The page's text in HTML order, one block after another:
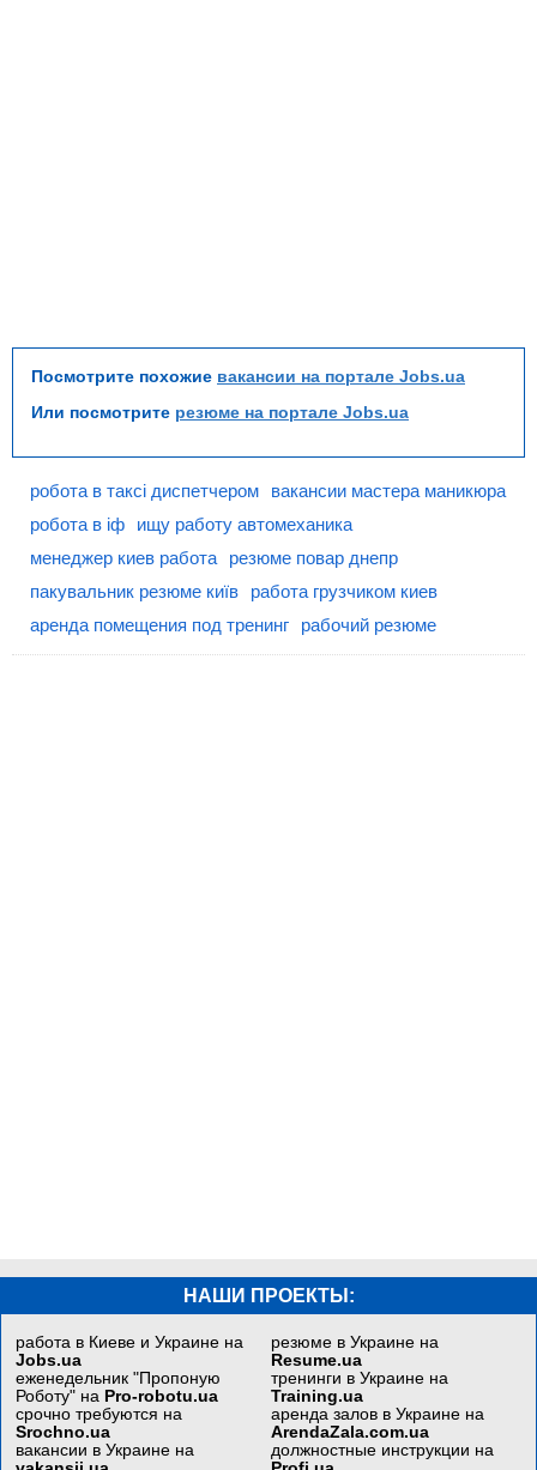
Посмотрите похожие вакансии на портале Jobs.ua
Или посмотрите резюме на портале Jobs.ua
робота в таксі диспетчером
вакансии мастера маникюра
робота в іф
ищу работу автомеханика
менеджер киев работа
резюме повар днепр
пакувальник резюме київ
работа грузчиком киев
аренда помещения под тренинг
рабочий резюме
НАШИ ПРОЕКТЫ:
работа в Киеве и Украине на
Jobs.ua
еженедельник "Пропоную
Роботу" на Pro-robotu.ua
срочно требуются на
Srochno.ua
вакансии в Украине на
резюме в Украине на
Resume.ua
тренинги в Украине на
Training.ua
аренда залов в Украине на
ArendaZala.com.ua
должностные инструкции на